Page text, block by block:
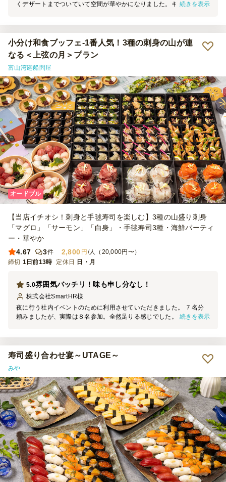
くデザートまでついていて空間が華やかになりました。キッシュとチ
いていて用意が簡単でした。欲を言えばドレッシングがもう少し欲し
いかなと思いましたが、たくさんかける方がいたので足りなかったの
かもしれません（笑）また利用したいです。
続きを表示
小分け和食ブッフェ‐1番人気！3種の刺身の山が連
なる＜上弦の月＞プラン
富山湾廻船問屋
オードブル
【当店イチオシ！刺身と手毬寿司を楽しむ】3種の山盛り刺身
「マグロ」「サーモン」「白身」・手毬寿司3種・海鮮パーティ
ー・華やか
4.67
3件 2,800 円 /人（20,000円〜）
締切 1日前13時 定休日 日・月
雰囲気バッチリ！味も申し分なし！
5.0
株式会社SmartHR様
夜に行う社内イベントのために利用させていただきました。 ７名分
頼みましたが、実際は８名参加。全然足りる感じでした。 寿司桶に
続きを表示
寿司盛り合わせ宴～UTAGE～
みや